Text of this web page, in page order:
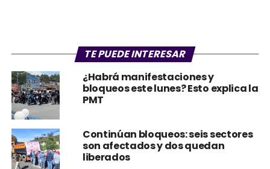
TE PUEDE INTERESAR
¿Habrá manifestaciones y
bloqueos este lunes? Esto explica la
PMT
Continúan bloqueos: seis sectores
son afectados y dos quedan
liberados